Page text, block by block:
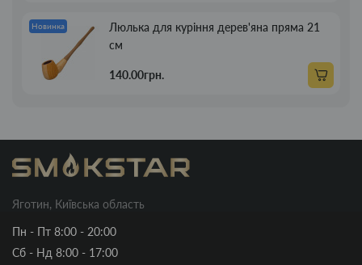
Новинка
Люлька для куріння дерев'яна пряма 21
см
140.00грн.
Яготин, Київська область
Пн - Пт 8:00 - 20:00
Сб - Нд 8:00 - 17:00